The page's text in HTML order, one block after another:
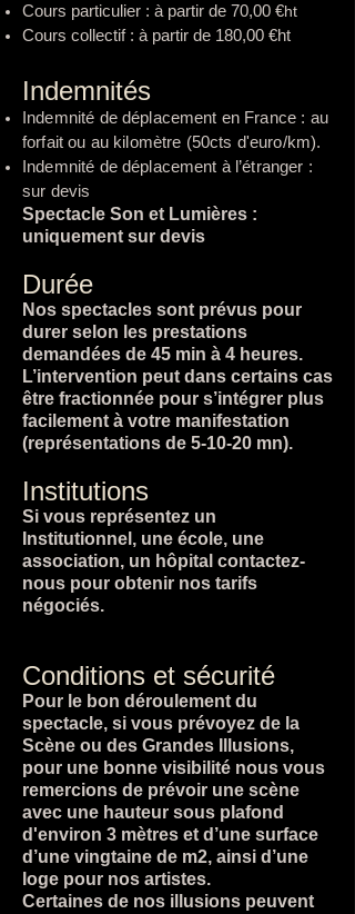
Cours particulier : à partir de 70,00 €ht
Cours collectif : à partir de 180,00 €ht
Indemnités
Indemnité de déplacement en France : au
forfait ou au kilomètre (50cts d'euro/km).
Indemnité de déplacement à l’étranger :
sur devis
Spectacle Son et Lumières :
uniquement sur devis
Durée
Nos spectacles sont prévus pour
durer selon les prestations
demandées de 45 min à 4 heures.
L’intervention peut dans certains cas
être fractionnée pour s’intégrer plus
facilement à votre manifestation
(représentations de 5-10-20 mn).
Institutions
Si vous représentez un
Institutionnel, une école, une
association, un hôpital contactez-
nous pour obtenir nos tarifs
négociés.
Conditions et sécurité
Pour le bon déroulement du
spectacle, si vous prévoyez de la
Scène ou des Grandes Illusions,
pour une bonne visibilité nous vous
remercions de prévoir une scène
avec une hauteur sous plafond
d'environ 3 mètres et d’une surface
d’une vingtaine de m2, ainsi d’une
loge pour nos artistes.
Certaines de nos illusions peuvent